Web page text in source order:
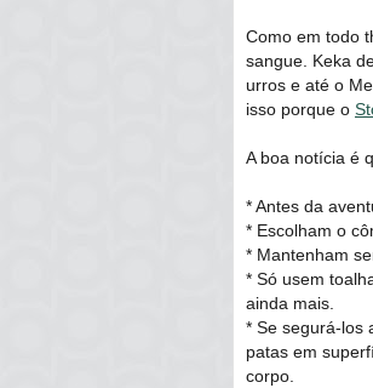
Como em todo
sangue. Keka
urros e até o
isso porque o
A boa notícia é
* Antes da
* Escolham o
* Mantenham
* Só usem
ainda mais.
* Se segurá-los
patas em
corpo.